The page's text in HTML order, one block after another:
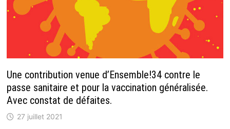
Une contribution venue d’Ensemble!34 contre le
passe sanitaire et pour la vaccination généralisée.
Avec constat de défaites.
27 juillet 2021